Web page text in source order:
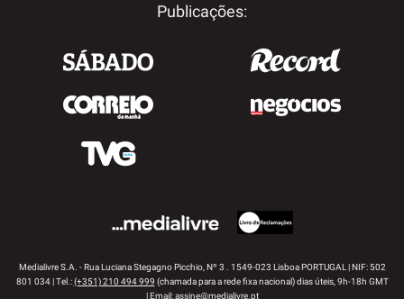
Publicações:
Medialivre S.A. - Rua Luciana Stegagno Picchio, Nº 3 . 1549-023 Lisboa PORTUGAL | NIF: 502
801 034 | Tel.:(+351) 210 494 999 (chamada para a rede fixa nacional) dias úteis, 9h-18h GMT
| Email:assine@medialivre.pt